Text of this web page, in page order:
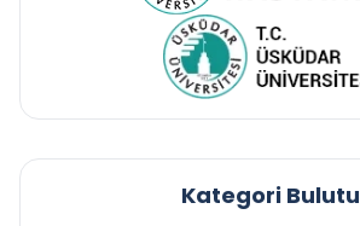
Kategori Bulutu